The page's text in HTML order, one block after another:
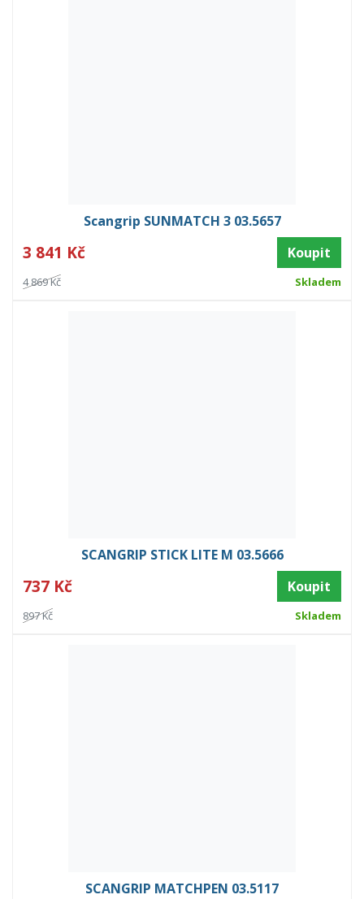
Scangrip SUNMATCH 3 03.5657
3 841 Kč Koupit
4 869 Kč Skladem
SCANGRIP STICK LITE M 03.5666
737 Kč Koupit
897 Kč Skladem
SCANGRIP MATCHPEN 03.5117